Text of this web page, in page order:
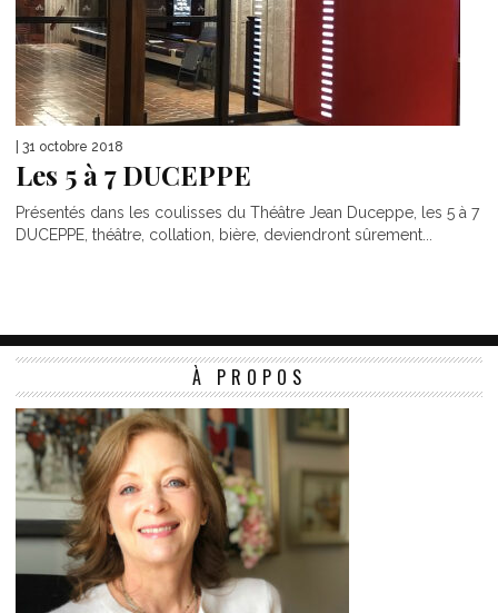
| 31 octobre 2018
Les 5 à 7 DUCEPPE
Présentés dans les coulisses du Théâtre Jean Duceppe, les 5 à 7
DUCEPPE, théâtre, collation, bière, deviendront sûrement...
À PROPOS